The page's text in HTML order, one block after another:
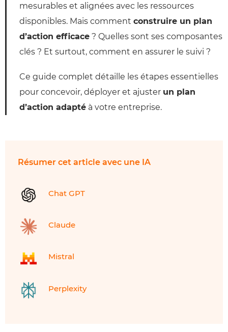
mesurables et alignées avec les ressources
disponibles. Mais comment construire un plan
d’action efficace ? Quelles sont ses composantes
clés ? Et surtout, comment en assurer le suivi ?
Ce guide complet détaille les étapes essentielles
pour concevoir, déployer et ajuster un plan
d’action adapté à votre entreprise.
Résumer cet article avec une IA
Chat GPT
Claude
Mistral
Perplexity